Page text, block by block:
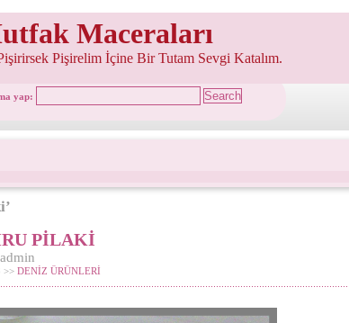
Maceraları
Pişirelim İçine Bir Tutam Sevgi Katalım.
yap:
PİLAKİ
admin
>> DENİZ ÜRÜNLERİ